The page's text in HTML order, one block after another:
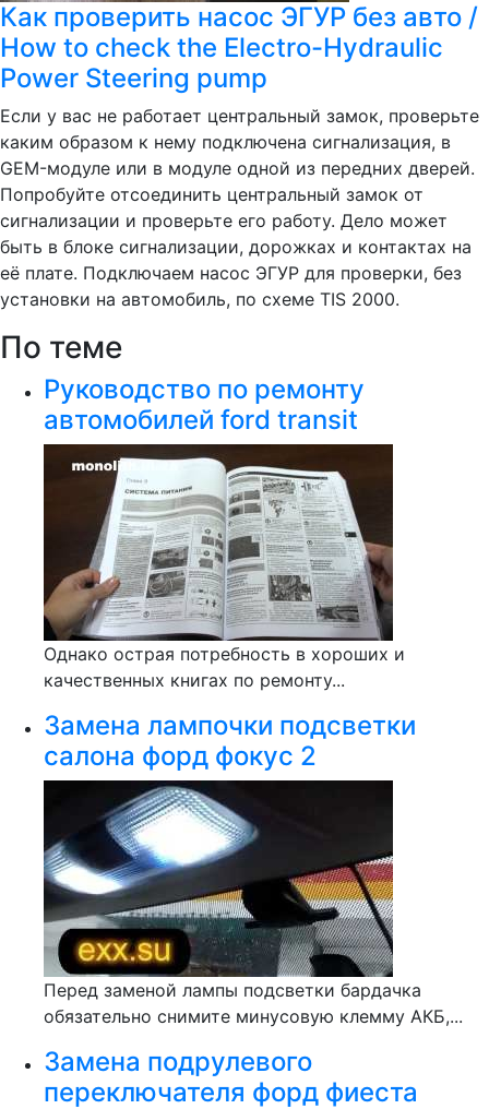
Как проверить насос ЭГУР без авто /
How to check the Electro-Hydraulic
Power Steering pump
Если у вас не работает центральный замок, проверьте
каким образом к нему подключена сигнализация, в
GEM-модуле или в модуле одной из передних дверей.
Попробуйте отсоединить центральный замок от
сигнализации и проверьте его работу. Дело может
быть в блоке сигнализации, дорожках и контактах на
её плате. Подключаем насос ЭГУР для проверки, без
установки на автомобиль, по схеме TIS 2000.
По теме
Руководство по ремонту
автомобилей ford transit
Однако острая потребность в хороших и
качественных книгах по ремонту...
Замена лампочки подсветки
салона форд фокус 2
Перед заменой лампы подсветки бардачка
обязательно снимите минусовую клемму АКБ,...
Замена подрулевого
переключателя форд фиеста